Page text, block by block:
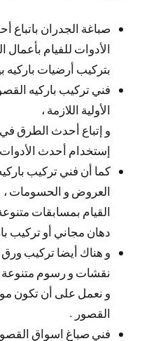
صباغة الجدران
الأدوات للفيام بأعمال
بتركيب أرضيات باركيه
فني تركيب باركيه
الأولية اللازمة ،
و إتباع أحدث الطرق
إستخدام أحدث
كما أن فني تركيب
العروض و الحسومات ،
القيام بمسابقات
دهان مجاني أو تركيب
و هناك أيضا تركيب
نقشات و رسوم متنوعة
و نعمل على أن تكون
القصور .
فني صباغ اسواق